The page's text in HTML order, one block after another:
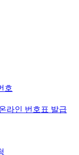
호
라인 번호표 발급